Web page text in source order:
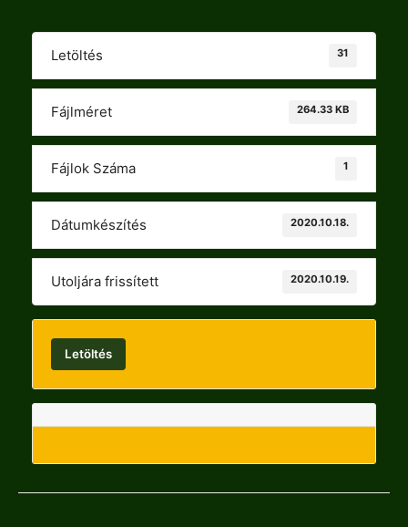
Letöltés 31
Fájlméret 264.33 KB
Fájlok Száma 1
Dátumkészítés 2020.10.18.
Utoljára frissített 2020.10.19.
Letöltés